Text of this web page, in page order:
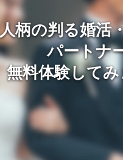
人柄の判る婚活
パートナ
無料体験して